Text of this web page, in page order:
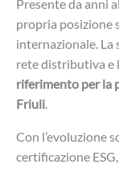
Presente da anni
propria posizione
internazionale. La
rete distributiva e
riferimento per la
Friuli.
Con l’evoluzione
certificazione